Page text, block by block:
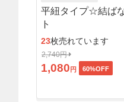
平紐タイプ☆結ば
ト
23枚売れています
2,740円
1,080 円 60%OFF